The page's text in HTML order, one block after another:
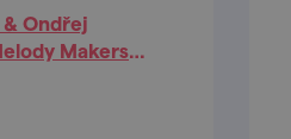
Ondřej
Makers